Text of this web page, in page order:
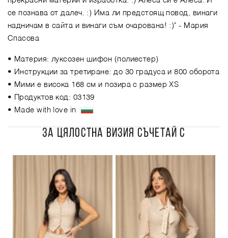
се познава от далеч. :) Има ли предстоящ повод, винаги
надничам в сайта и винаги съм очарована! :)" - Мария
Спасова
• Материя: луксозен шифон (полиестер)
• Инструкции за третиране: до 30 градуса и 800 оборота
• Мими е висока 168 см и позира с размер XS
• Продуктов код: 03139
• Made with love in
ЗА ЦЯЛОСТНА ВИЗИЯ СЪЧЕТАЙ С